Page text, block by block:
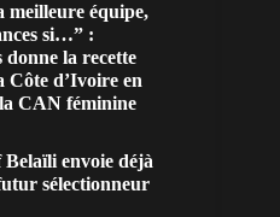
meilleure équipe,
si…” :
donne la recette
d’Ivoire en
CAN féminine
envoie déjà
sélectionneur